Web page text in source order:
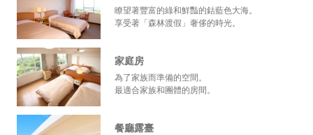
瞭望著豐富的綠和鮮豔的鈷藍色大海。
享受著「森林渡假」奢侈的時光。
家庭房
為了家族而準備的空間。
最適合家族和團體的房間。
餐廳露臺